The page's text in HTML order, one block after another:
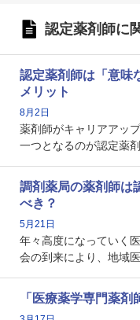
認定薬剤師に
認定薬剤師は「意味
メリット
8月2日
薬剤師がキャリアアッ
一つとなるのが認定薬
という声を聞いたこと
本記事では、認定薬剤
れる理由や、取得する
アへの影響を解説します
調剤薬局の薬剤師は
べき？
5月21日
年々高度になっていく
会の到来により、地域
で、重要度が増してい
資格です。認定薬剤師
「医療薬学専門薬